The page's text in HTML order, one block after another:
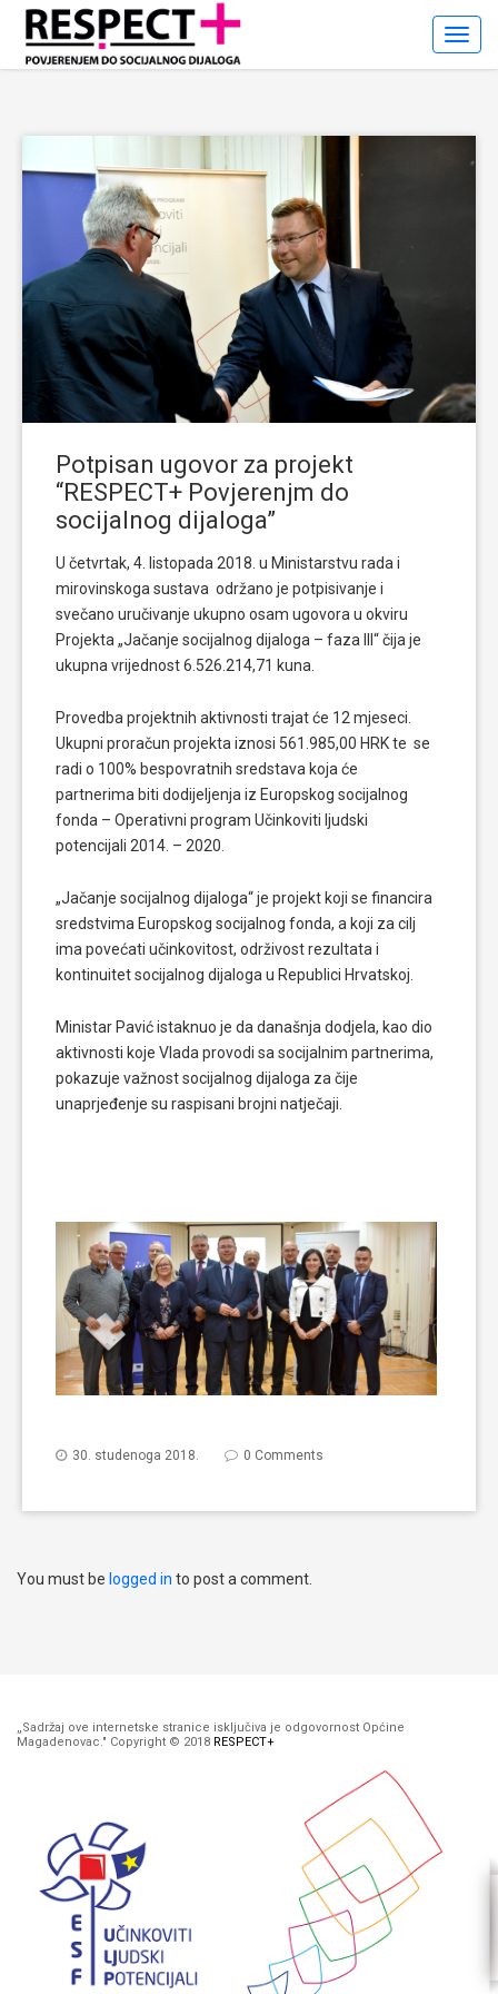
Potpisan ugovor za projekt
“RESPECT+ Povjerenjm do
socijalnog dijaloga”
U četvrtak, 4. listopada 2018. u Ministarstvu rada i
mirovinskoga sustava održano je potpisivanje i
svečano uručivanje ukupno osam ugovora u okviru
Projekta „Jačanje socijalnog dijaloga – faza III“ čija je
ukupna vrijednost 6.526.214,71 kuna.
Provedba projektnih aktivnosti trajat će 12 mjeseci.
Ukupni proračun projekta iznosi 561.985,00 HRK te se
radi o 100% bespovratnih sredstava koja će
partnerima biti dodijeljenja iz Europskog socijalnog
fonda – Operativni program Učinkoviti ljudski
potencijali 2014. – 2020.
„Jačanje socijalnog dijaloga“ je projekt koji se financira
sredstvima Europskog socijalnog fonda, a koji za cilj
ima povećati učinkovitost, održivost rezultata i
kontinuitet socijalnog dijaloga u Republici Hrvatskoj.
Ministar Pavić istaknuo je da današnja dodjela, kao dio
aktivnosti koje Vlada provodi sa socijalnim partnerima,
pokazuje važnost socijalnog dijaloga za čije
unaprjeđenje su raspisani brojni natječaji.
30. studenoga 2018. 0 Comments
You must be logged in to post a comment.
„Sadržaj ove internetske stranice isključiva je odgovornost Općine
Magadenovac." Copyright © 2018 RESPECT+